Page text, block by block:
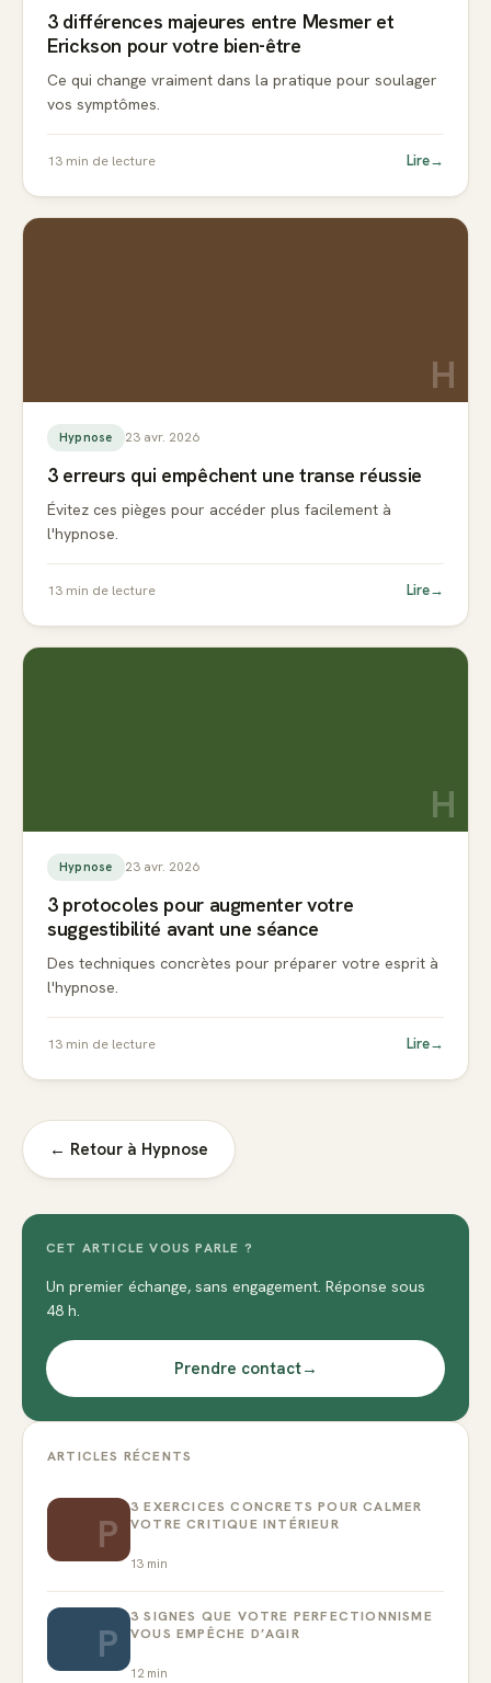
3 différences majeures entre Mesmer et
Erickson pour votre bien-être
Ce qui change vraiment dans la pratique pour soulager
vos symptômes.
13 min de lecture Lire→
H
Hypnose 23 avr. 2026
3 erreurs qui empêchent une transe réussie
Évitez ces pièges pour accéder plus facilement à
l'hypnose.
13 min de lecture Lire→
H
Hypnose 23 avr. 2026
3 protocoles pour augmenter votre
suggestibilité avant une séance
Des techniques concrètes pour préparer votre esprit à
l'hypnose.
13 min de lecture Lire→
← Retour à Hypnose
CET ARTICLE VOUS PARLE ?
Un premier échange, sans engagement. Réponse sous
48 h.
Prendre contact→
ARTICLES RÉCENTS
P
3 EXERCICES CONCRETS POUR CALMER
VOTRE CRITIQUE INTÉRIEUR
13 min
P
3 SIGNES QUE VOTRE PERFECTIONNISME
VOUS EMPÊCHE D’AGIR
12min